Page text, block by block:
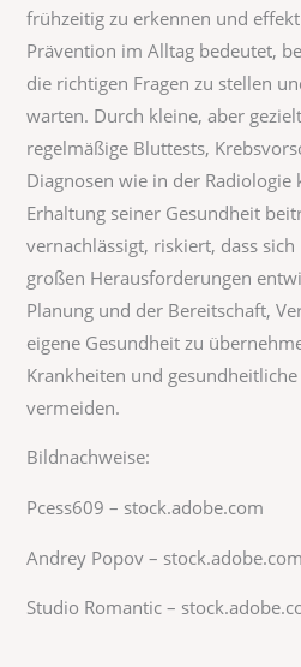
frühzeitig zu erkennen und
Prävention im Alltag bedeutet,
die richtigen Fragen zu stellen
warten. Durch kleine, aber
regelmäßige Bluttests,
Diagnosen wie in der
Erhaltung seiner Gesundheit
vernachlässigt, riskiert, dass
großen Herausforderungen
Planung und der Bereitschaft,
eigene Gesundheit zu
Krankheiten und
vermeiden.
Bildnachweise:
Pcess609 – stock.adobe.com
Andrey Popov – stock.adobe.com
Studio Romantic –